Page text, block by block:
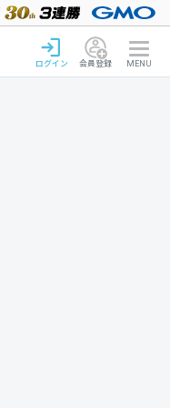
ログイン 会員登録 MENU